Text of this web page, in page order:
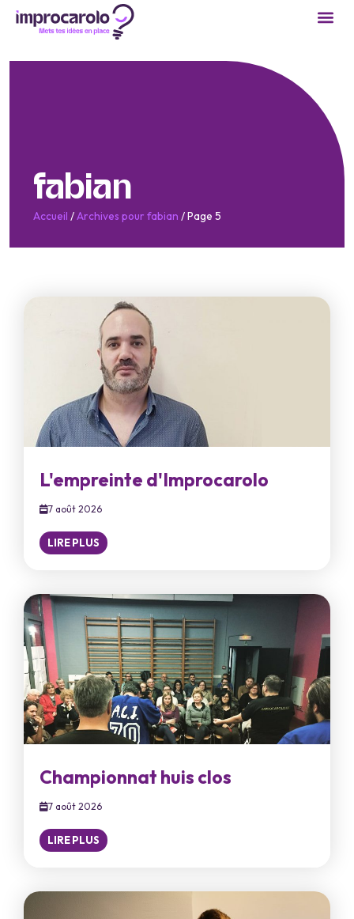
fabian
Accueil /Archives pour fabian /Page 5
L'empreinte d'Improcarolo
7 août 2026
LIRE PLUS
Championnat huis clos
7 août 2026
LIRE PLUS